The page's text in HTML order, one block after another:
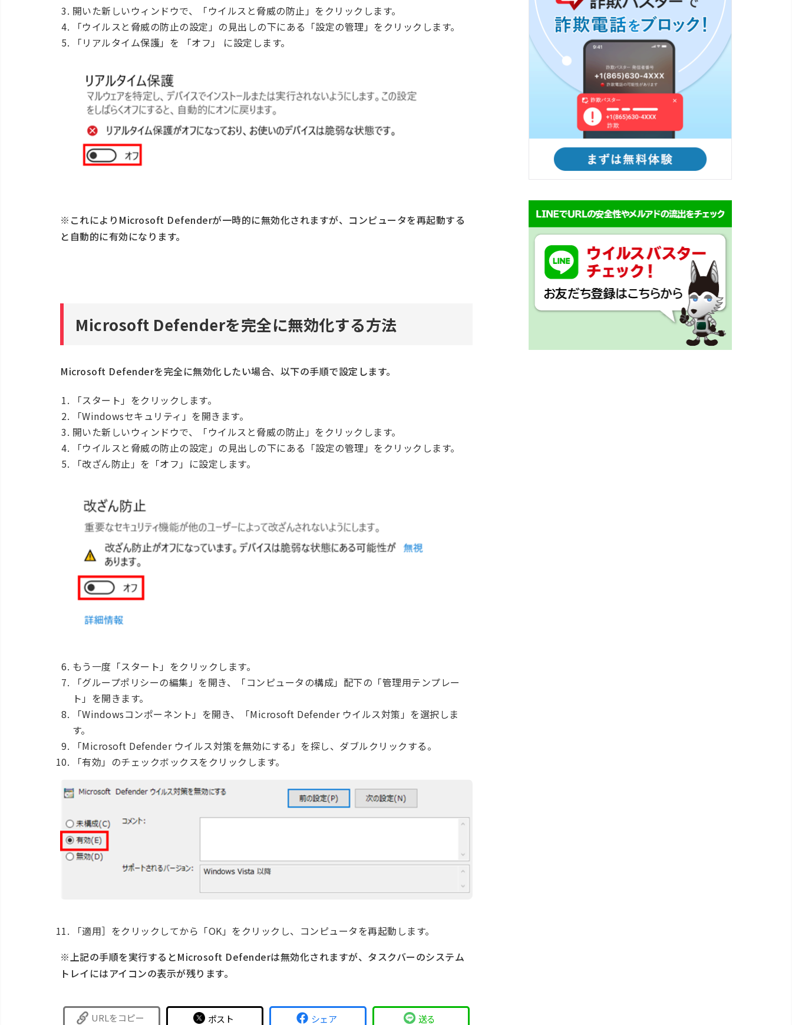
開いた新しいウィンドウで、「ウイルスと脅威の防止」をクリックします。
「ウイルスと脅威の防止の設定」の見出しの下にある「設定の管理」をクリックします。
「リアルタイム保護」を 「オフ」 に設定します。
※これによりMicrosoft Defenderが一時的に無効化されますが、コンピュータを再起動する
と自動的に有効になります。
Microsoft Defenderを完全に無効化する方法
Microsoft Defenderを完全に無効化したい場合、以下の手順で設定します。
「スタート」をクリックします。
「Windowsセキュリティ」を開きます。
開いた新しいウィンドウで、「ウイルスと脅威の防止」をクリックします。
「ウイルスと脅威の防止の設定」の見出しの下にある「設定の管理」をクリックします。
「改ざん防止」を「オフ」に設定します。
もう一度「スタート」をクリックします。
「グループポリシーの編集」を開き、「コンピュータの構成」配下の「管理用テンプレー
ト」を開きます。
「Windowsコンポーネント」を開き、「Microsoft Defender ウイルス対策」を選択しま
す。
「Microsoft Defender ウイルス対策を無効にする」を探し、ダブルクリックする。
「有効」のチェックボックスをクリックします。
「適用］をクリックしてから「OK」をクリックし、コンピュータを再起動します。
※上記の手順を実行するとMicrosoft Defenderは無効化されますが、タスクバーのシステム
トレイにはアイコンの表示が残ります。
URLをコピー ポスト シェア 送る